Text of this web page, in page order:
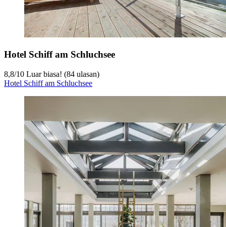
Hotel Schiff am Schluchsee
8,8/10 Luar biasa! (84 ulasan)
Hotel Schiff am Schluchsee